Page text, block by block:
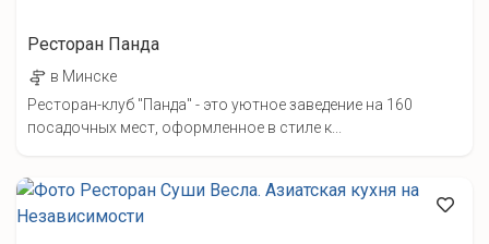
Ресторан Панда
в Минске
Ресторан-клуб "Панда" - это уютное заведение на 160
посадочных мест, оформленное в стиле к...